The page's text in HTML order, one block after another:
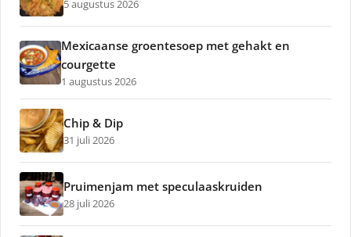
5 augustus 2026
Mexicaanse groentesoep met gehakt en
courgette
1 augustus 2026
Chip & Dip
31 juli 2026
Pruimenjam met speculaaskruiden
28 juli 2026